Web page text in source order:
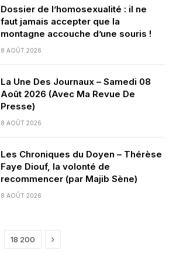
Dossier de l’homosexualité : il ne
faut jamais accepter que la
montagne accouche d’une souris !
8 AOÛT 2026
La Une Des Journaux – Samedi 08
Août 2026 (Avec Ma Revue De
Presse)
8 AOÛT 2026
Les Chroniques du Doyen – Thérèse
Faye Diouf, la volonté de
recommencer (par Majib Sène)
8 AOÛT 2026
18 200 Next